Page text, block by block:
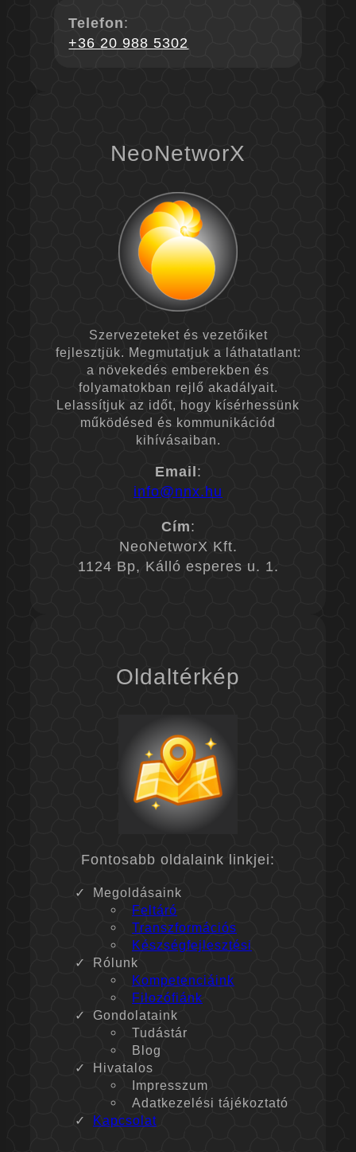
NeoNetworX
Szervezeteket és vezetőiket
fejlesztjük. Megmutatjuk a láthatatlant:
a növekedés emberekben és
folyamatokban rejlő akadályait.
Lelassítjuk az időt, hogy kísérhessünk
működésed és kommunikációd
kihívásaiban.
Email:
info@nnx.hu
Cím:
NeoNetworX Kft.
1124 Bp, Kálló esperes u. 1.
Telefon:
+36 20 988 5302
Oldaltérkép
Fontosabb oldalaink linkjei:
Megoldásaink
Feltáró
Transz­formációs
Készség­fejlesztési
Rólunk
Kompetenciáink
Filozófiánk
Gondolataink
Tudástár
Blog
Hivatalos
Impresszum
Adatkezelési tájékoztató
Kapcsolat